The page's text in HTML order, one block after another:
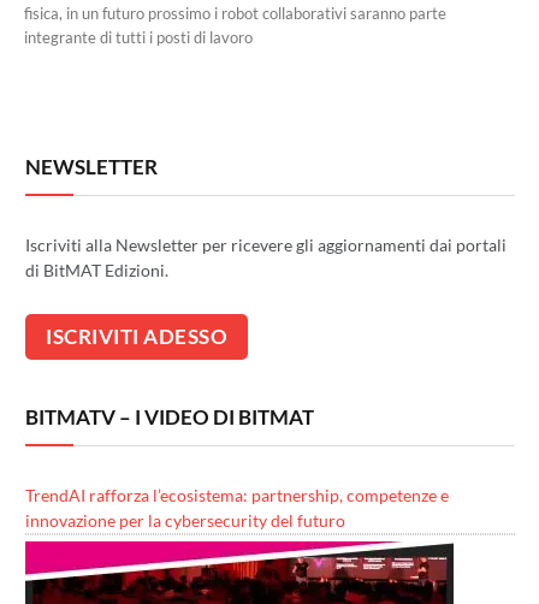
fisica, in un futuro prossimo i robot collaborativi saranno parte
integrante di tutti i posti di lavoro
NEWSLETTER
Iscriviti alla Newsletter per ricevere gli aggiornamenti dai portali
di BitMAT Edizioni.
BITMATV – I VIDEO DI BITMAT
TrendAI rafforza l’ecosistema: partnership, competenze e
innovazione per la cybersecurity del futuro